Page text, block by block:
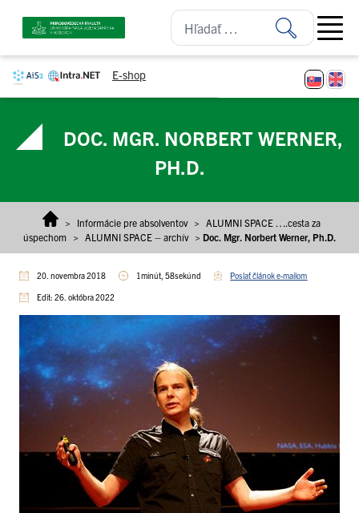
E-shop
Open
DOC. MGR. NORBERT WERNER,
PH.D.
> Informácie pre absolventov > ALUMNI SPACE ….cesta za
úspechom > ALUMNI SPACE – archív > Doc. Mgr. Norbert Werner, Ph.D.
20. novembra 2018 1minút, 58sekúnd Poslať článok e-mailom
Edit: 26. októbra 2022